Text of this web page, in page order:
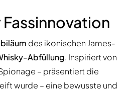
des ikonischen James-
Abfüllung. Inspiriert von
– präsentiert die
wurde – eine bewusste und